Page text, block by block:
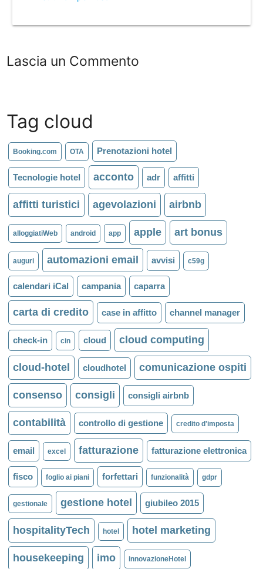
Lascia un Commento
Tag cloud
Booking.com OTA Prenotazioni hotel
Tecnologie hotel acconto adr affitti
affitti turistici agevolazioni airbnb
alloggiatiWeb android app apple art bonus
auguri automazioni email avvisi c59g
calendari iCal campania caparra
carta di credito case in affitto channel manager
check-in cin cloud cloud computing
cloud-hotel cloudhotel comunicazione ospiti
consenso consigli consigli airbnb
contabilità controllo di gestione credito d'imposta
email excel fatturazione fatturazione elettronica
fisco foglio ai piani forfettari funzionalità gdpr
gestionale gestione hotel giubileo 2015
hospitalityTech hotel hotel marketing
housekeeping imo innovazioneHotel